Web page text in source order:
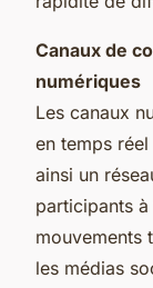
Canaux de
numériques
Les canaux
en temps
ainsi un
participants
mouvements
les médias